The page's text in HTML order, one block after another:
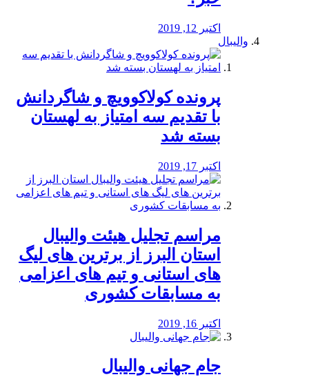
اکتبر 12, 2019
والیبال
پرونده کولاکوویچ و شاگردانش
با تقدیم سه امتیاز به لهستان
بسته شد
اکتبر 17, 2019
مراسم تجلیل هیئت والیبال
استان البرز از برترین های لیگ
های استانی و تیم های اعزامی
به مسابقات کشوری
اکتبر 16, 2019
جام جهانی والیبال